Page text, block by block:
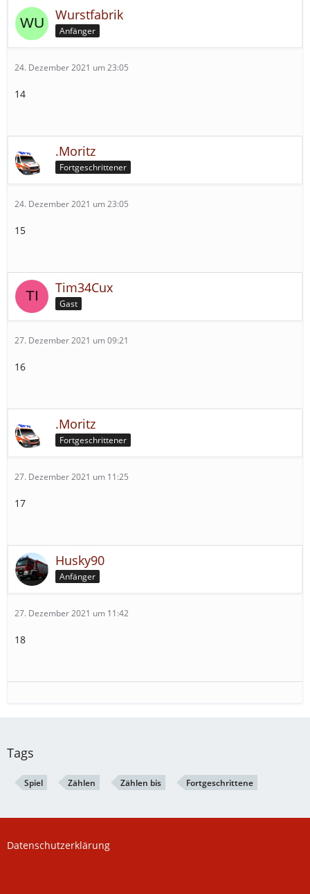
Wurstfabrik
Anfänger
24. Dezember 2021 um 23:05
14
.Moritz
Fortgeschrittener
24. Dezember 2021 um 23:05
15
Tim34Cux
Gast
27. Dezember 2021 um 09:21
16
.Moritz
Fortgeschrittener
27. Dezember 2021 um 11:25
17
Husky90
Anfänger
27. Dezember 2021 um 11:42
18
Tags
Spiel Zählen Zählen bis Fortgeschrittene
Datenschutzerklärung